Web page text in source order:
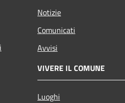
Notizie
Comunicati
Avvisi
VIVERE IL COMUNE
Luoghi